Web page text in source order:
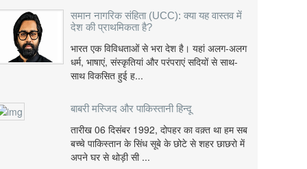
समान नागरिक संहिता (UCC): क्या यह वास्तव में
देश की प्राथमिकता है?
भारत एक विविधताओं से भरा देश है। यहां अलग-अलग
धर्म, भाषाएं, संस्कृतियां और परंपराएं सदियों से साथ-
साथ विकसित हुई ह...
बाबरी मस्जिद और पाकिस्तानी हिन्दू
तारीख 06 दिसंबर 1992, दोपहर का वक़्त था हम सब
बच्चे पाकिस्तान के सिंध सूबे के छोटे से शहर छाछरो में
अपने घर से थोड़ी सी ...